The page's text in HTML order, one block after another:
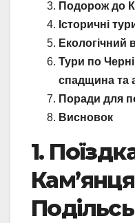
Подорож до
Історичні
Екологічний
Тури по
спадщина та
Поради для
Висновок
1.